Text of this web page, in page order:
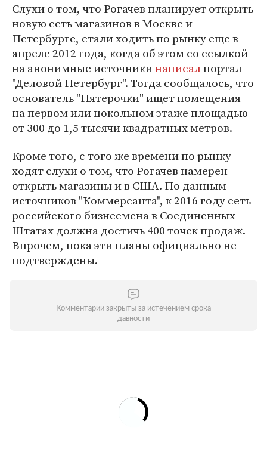
Слухи о том, что Рогачев планирует открыть
новую сеть магазинов в Москве и
Петербурге, стали ходить по рынку еще в
апреле 2012 года, когда об этом со ссылкой
на анонимные источникинаписалпортал
"Деловой Петербург". Тогда сообщалось, что
основатель "Пятерочки" ищет помещения
на первом или цокольном этаже площадью
от 300 до 1,5 тысячи квадратных метров.
Кроме того, с того же времени по рынку
ходят слухи о том, что Рогачев намерен
открыть магазины и в США. По данным
источников "Коммерсанта", к 2016 году сеть
российского бизнесмена в Соединенных
Штатах должна достичь 400 точек продаж.
Впрочем, пока эти планы официально не
подтверждены.
Комментарии закрыты за истечением срока
давности